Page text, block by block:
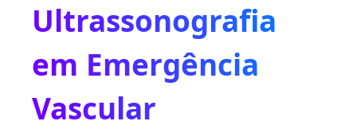
Ultrassonografia
em Emergência
Vascular